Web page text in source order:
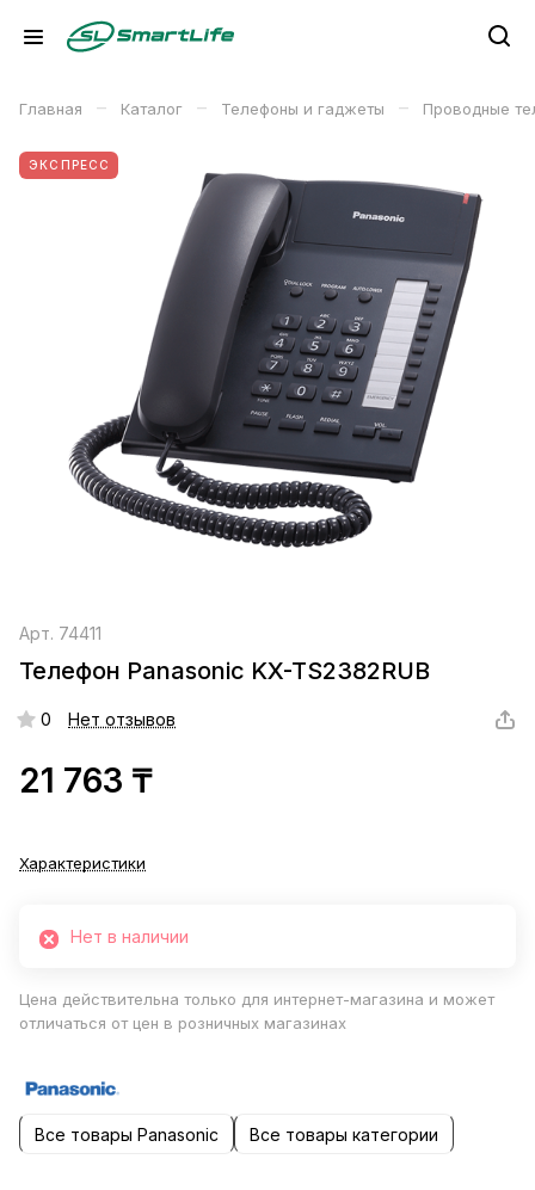
Главная – Каталог – Телефоны и гаджеты – Проводные
ЭКСПРЕСС
Арт. 74411
Телефон Panasonic KX-TS2382RUB
0 Нет отзывов
21 763 ₸
Характеристики
Нет в наличии
Цена действительна только для интернет-магазина и может
отличаться от цен в розничных магазинах
Все товары Panasonic Все товары категории